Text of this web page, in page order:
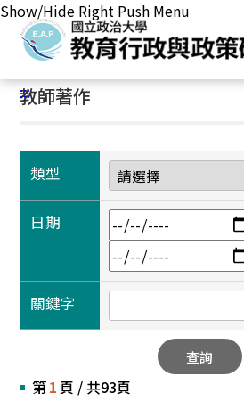
Show/Hide Right Push Menu
首頁/學術成果/教師著作
:::
教師著作
類型
日期
關鍵字
查詢
第1 頁 / 共93頁